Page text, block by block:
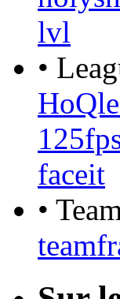
lvl
•
faceit
•